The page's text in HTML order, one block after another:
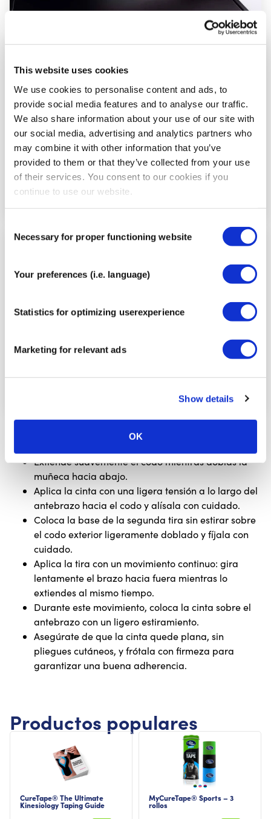
This website uses cookies
We use cookies to personalise content and ads, to
provide social media features and to analyse our traffic.
We also share information about your use of our site with
our social media, advertising and analytics partners who
may combine it with other information that you’ve
provided to them or that they’ve collected from your use
of their services. You consent to our cookies if you
continue to use our website.
Selection
Necessary for proper functioning website
Your preferences (i.e. language)
Statistics for optimizing userexperience
Marketing for relevant ads
Show details
OK
5
6
Coloca el ancla de la primera tira en el dorso de la
Extiende suavemente el codo mientras doblas la
muñeca hacia abajo.
Aplica la cinta con una ligera tensión a lo largo del
antebrazo hacia el codo y alísala con cuidado.
Coloca la base de la segunda tira sin estirar sobre
el codo exterior ligeramente doblado y fíjala con
cuidado.
Aplica la tira con un movimiento continuo: gira
lentamente el brazo hacia fuera mientras lo
extiendes al mismo tiempo.
Durante este movimiento, coloca la cinta sobre el
antebrazo con un ligero estiramiento.
Asegúrate de que la cinta quede plana, sin
pliegues cutáneos, y frótala con firmeza para
garantizar una buena adherencia.
Productos populares
CureTape® The Ultimate
Kinesiology Taping Guide
MyCureTape® Sports – 3
rollos